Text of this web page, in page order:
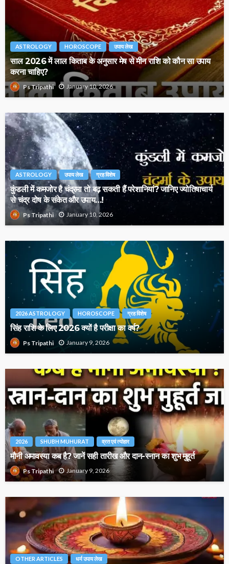
ASTROLOGY HOROSCOPE उपाय लेख
साल 2026 में लाल किताब के अनुसार मेष से मीन राशि को कौन सा उपाय
करना चाहिए?
Ps Tripathi January 10, 2026
ASTROLOGY उपाय लेख ग्रह विशेष
कुंडली में कमजोर है चंद्रमा तो बढ़ सकती हैं परेशानियां? जानिए ज्योतिषाचार्य
से चंद्र दोष के संकेत और उपाय…!
Ps Tripathi January 10, 2026
2026 ASTROLOGY HOROSCOPE ग्रह विशेष
सिंह राशि के लिए 2026 क्यों है परीक्षा का वर्ष?
Ps Tripathi January 9, 2026
2026 SHUBH MUHURAT व्रत एवं त्योहार
मौनी अमावस्या कब है? जानें सही तारीख और दान-स्नान का शुभ मुहूर्त
Ps Tripathi January 9, 2026
OTHER ARTICLES धर्म उपाय लेख